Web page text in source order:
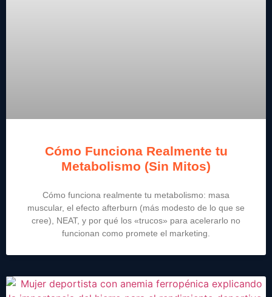
Cómo Funciona Realmente tu
Metabolismo (Sin Mitos)
Cómo funciona realmente tu metabolismo: masa
muscular, el efecto afterburn (más modesto de lo que se
cree), NEAT, y por qué los «trucos» para acelerarlo no
funcionan como promete el marketing.